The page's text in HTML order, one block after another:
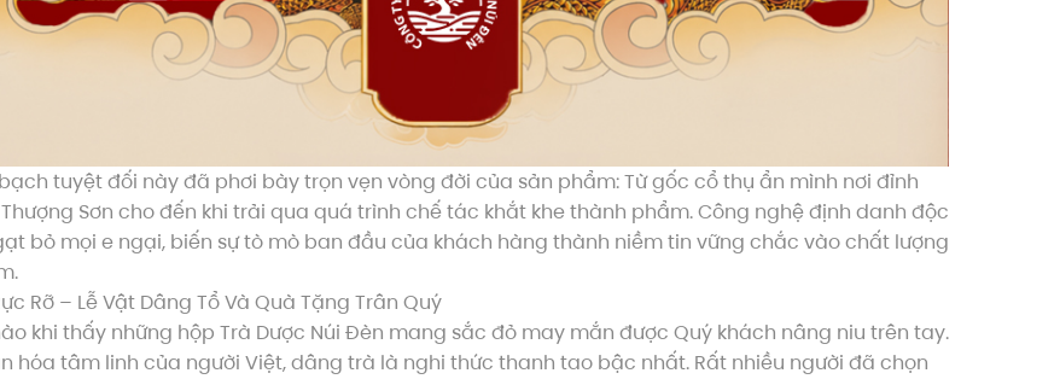
tuyệt đối này đã phơi bày trọn vẹn vòng đời của sản phẩm: Từ gốc cổ thụ ẩn mình nơi đỉnh
Sơn cho đến khi trải qua quá trình chế tác khắt khe thành phẩm. Công nghệ định danh độc
bỏ mọi e ngại, biến sự tò mò ban đầu của khách hàng thành niềm tin vững chắc vào chất lượng
Rỡ – Lễ Vật Dâng Tổ Và Quà Tặng Trân Quý
khi thấy những hộp Trà Dược Núi Đèn mang sắc đỏ may mắn được Quý khách nâng niu trên tay.
hóa tâm linh của người Việt, dâng trà là nghi thức thanh tao bậc nhất. Rất nhiều người đã chọn